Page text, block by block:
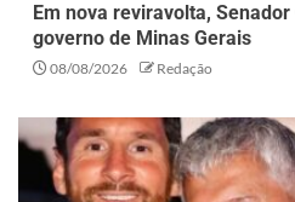
Em nova reviravolta,
governo de Minas Gerais
08/08/2026 Redação